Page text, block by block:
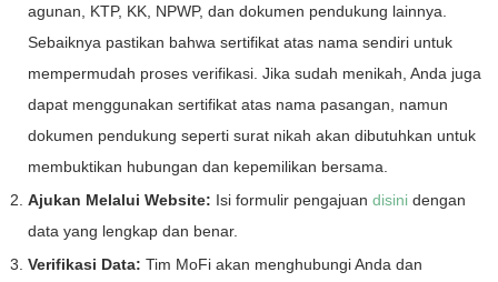
agunan, KTP, KK, NPWP, dan dokumen pendukung lainnya.
Sebaiknya pastikan bahwa sertifikat atas nama sendiri untuk
mempermudah proses verifikasi. Jika sudah menikah, Anda juga
dapat menggunakan sertifikat atas nama pasangan, namun
dokumen pendukung seperti surat nikah akan dibutuhkan untuk
membuktikan hubungan dan kepemilikan bersama.
Ajukan Melalui Website: Isi formulir pengajuan disini dengan
data yang lengkap dan benar.
Verifikasi Data: Tim MoFi akan menghubungi Anda dan